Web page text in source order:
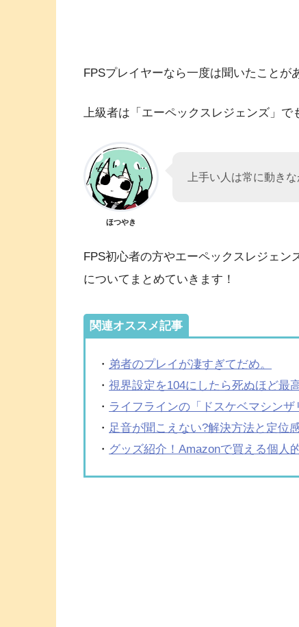
FPSプレイヤーなら一度は聞いたことが
上級者は「エーペックスレジェンズ」で
ほつやき
上手い人は常に動き
FPS初心者の方やエーペックスレジェン
についてまとめていきます！
関連オススメ記事
・ 弟者のプレイが凄すぎてだめ。
・視界設定を104にしたら死ぬほど最
・ ライフラインの「ドスケベマシンザ
・ 足音が聞こえない?解決方法と定位
・ グッズ紹介！Amazonで買える個人